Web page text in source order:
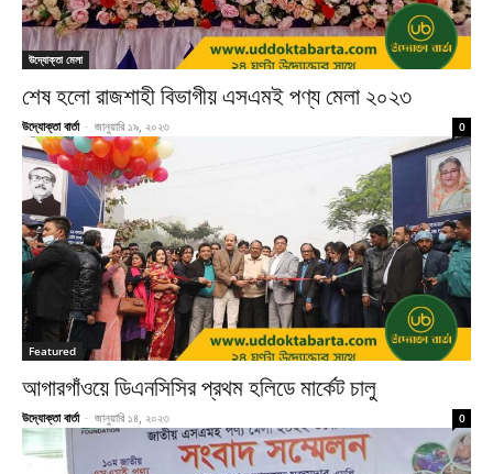
উদ্যোক্তা মেলা
শেষ হলো রাজশাহী বিভাগীয় এসএমই পণ্য মেলা ২০২৩
উদ্যোক্তা বার্তা - জানুয়ারি ১৯, ২০২৩ 0
Featured
আগারগাঁওয়ে ডিএনসিসির প্রথম হলিডে মার্কেট চালু
উদ্যোক্তা বার্তা - জানুয়ারি ১৪, ২০২৩ 0